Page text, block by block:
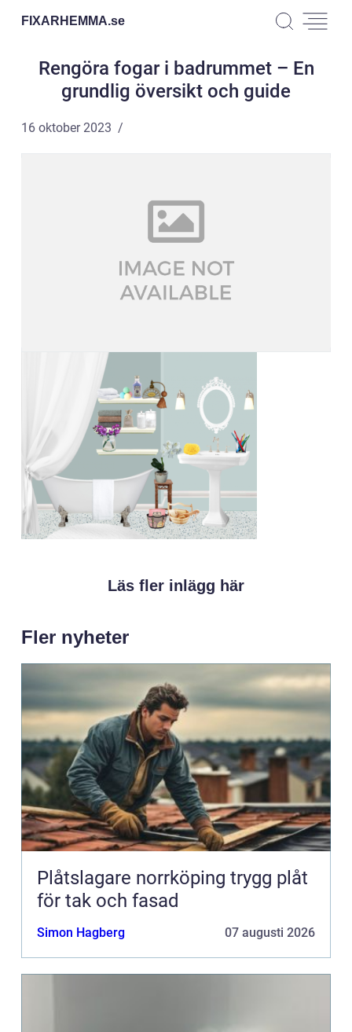
FIXARHEMMA.se
Rengöra fogar i badrummet – En
grundlig översikt och guide
16 oktober 2023
Läs fler inlägg här
Fler nyheter
Plåtslagare norrköping trygg plåt
för tak och fasad
Simon Hagberg 07 augusti 2026